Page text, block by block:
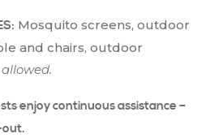
Mosquito screens, outdoor
and chairs, outdoor
enjoy continuous assistance –